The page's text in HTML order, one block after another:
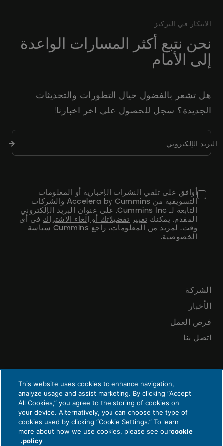
الابتكار في التركيز
نحن نتبع أكثر المسارات الواعدة
إلى الأمام
هل تشعر بالفضول حيال التطورات والتحديثات
الجديدة؟ سجل للحصول على اخر اخبارنا!
البريد الإلكتروني
أوافق على تلقي النشرات الإخبارية أو المعلومات
التسويقية من Accelera by Cummins والشركات
التابعة لـ Cummins Inc. على عنوان البريد الإلكتروني
المقدم. يمكنك تغيير تفضيلاتك أو إلغاء الاشتراك في أي
وقت. لمزيد من المعلومات، راجع Cummins
سياسة
الخصوصية.
الشركة
الأخبار
فرص العمل
اتصل بنا
الخصوصية والقانونية
© 2026 شركة Cummins Inc.، صندوق 3005، كولومبوس، IN 47202-3005
This website uses cookies to enhance navigation,
analyze usage and assist marketing. By clicking “Accept
All Cookies,” you agree to the storing of cookies on
your device. Alternatively, you can choose the type of
cookies used by clicking “Cookie Settings.” To learn
more about how we use cookies, please see ourcookie
policy.